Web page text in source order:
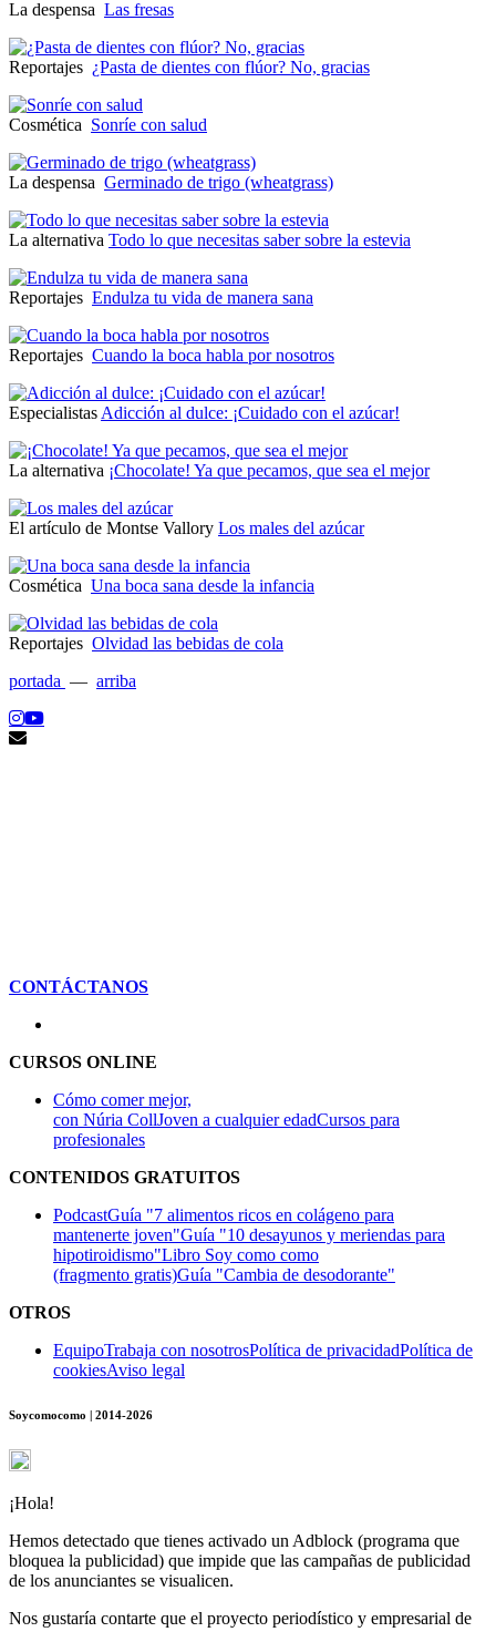
La despensa Las fresas
Reportajes ¿Pasta de dientes con flúor? No, gracias
Cosmética Sonríe con salud
La despensa Germinado de trigo (wheatgrass)
La alternativa Todo lo que necesitas saber sobre la estevia
Reportajes Endulza tu vida de manera sana
Reportajes Cuando la boca habla por nosotros
Especialistas Adicción al dulce: ¡Cuidado con el azúcar!
La alternativa ¡Chocolate! Ya que pecamos, que sea el mejor
El artículo de Montse Vallory Los males del azúcar
Cosmética Una boca sana desde la infancia
Reportajes Olvidad las bebidas de cola
portada — arriba
CONTÁCTANOS
CURSOS ONLINE
Cómo comer mejor,
con Núria CollJoven a cualquier edadCursos para
profesionales
CONTENIDOS GRATUITOS
PodcastGuía "7 alimentos ricos en colágeno para
mantenerte joven"Guía "10 desayunos y meriendas para
hipotiroidismo"Libro Soy como como
(fragmento gratis)Guía "Cambia de desodorante"
OTROS
EquipoTrabaja con nosotrosPolítica de privacidadPolítica de
cookiesAviso legal
Soycomocomo | 2014-2026
¡Hola!
Hemos detectado que tienes activado un Adblock (programa que
bloquea la publicidad) que impide que las campañas de publicidad
de los anunciantes se visualicen.
Nos gustaría contarte que el proyecto periodístico y empresarial de